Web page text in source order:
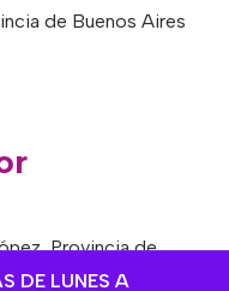
DE LUNES A
de Buenos Aires
Provincia de